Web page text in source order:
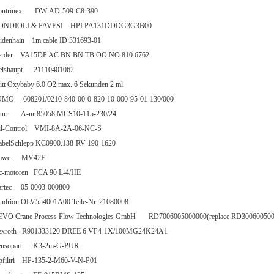
DW-AD-509-C8-390
& PAVESI HPLPA131DDDG3G3B00
1m cable ID:331693-01
VA15DP AC BN BN TB OO NO.810.6762
21110401062
Oxybaby 6.0 O2 max. 6 Sekunden 2 ml
608201/0210-840-00-0-820-10-000-95-01-130/000
A-nr:85058 MCS10-115-230/24
Control VMI-8A-2A-06-NC-S
KC0900.138-RV-190-1620
MV42F
motoren FCA 90 L-4/HE
05-0003-000800
OLV554001A00 Teile-Nr.:21080008
Crane Process Flow Technologies GmbH RD7006005000000(replace
R901333120 DREE 6 VP4-1X/100MG24K24A1
K3-2m-G-PUR
HP-135-2-M60-V-N-P01